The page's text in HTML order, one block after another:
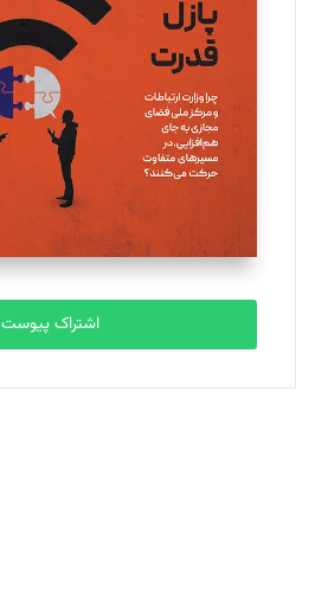
یسنا امان‌پور
تحریریه
ملینا جعفری
تحریریه
مصطفی مسجدی آرانی
تحریریه
بابک نقاش
تحریریه
اشتراک پیوست